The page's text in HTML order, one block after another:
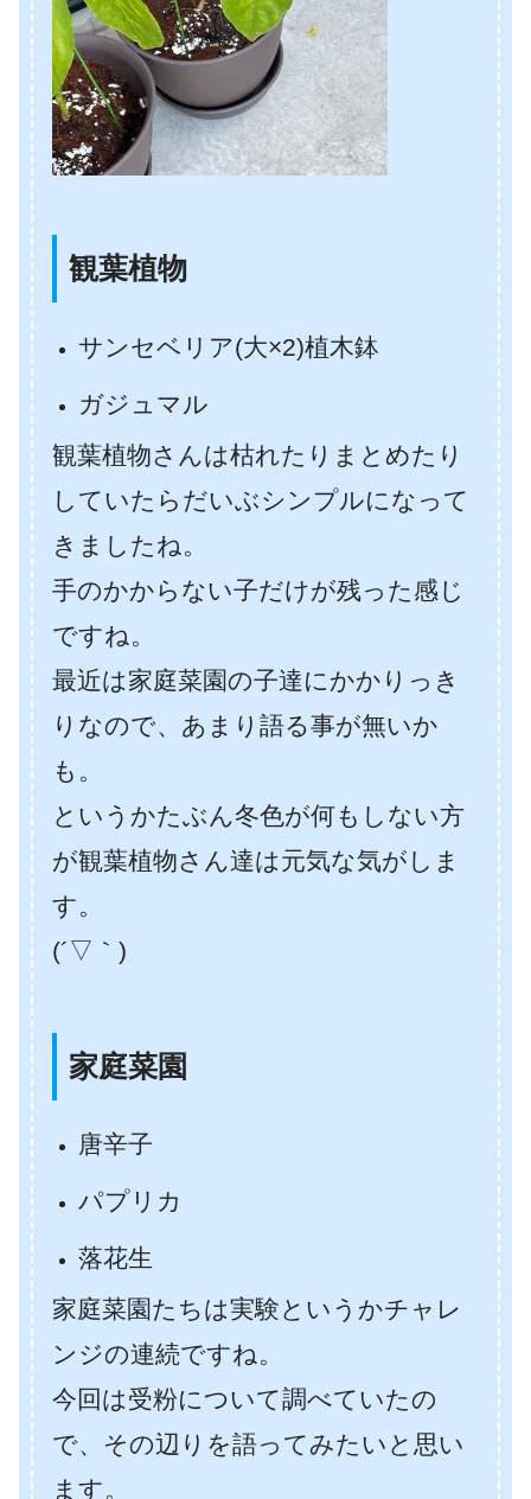
観葉植物
サンセベリア(大×2)植木鉢
ガジュマル
観葉植物さんは枯れたりまとめたり
していたらだいぶシンプルになって
きましたね。
手のかからない子だけが残った感じ
ですね。
最近は家庭菜園の子達にかかりっき
りなので、あまり語る事が無いか
も。
というかたぶん冬色が何もしない方
が観葉植物さん達は元気な気がしま
す。
(´▽｀)
家庭菜園
唐辛子
パプリカ
落花生
家庭菜園たちは実験というかチャレ
ンジの連続ですね。
今回は受粉について調べていたの
で、その辺りを語ってみたいと思い
ます。